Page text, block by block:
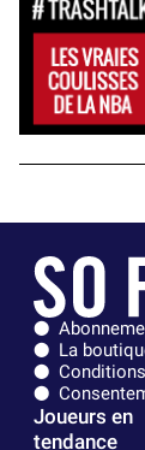
La
Joueurs en
tendance